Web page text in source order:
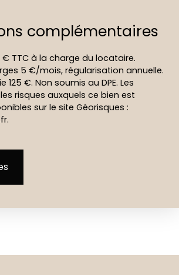
complémentaires
€ TTC à la charge du locataire.
5 €/mois, régularisation annuelle.
€. Non soumis au DPE. Les
risques auxquels ce bien est
sur le site Géorisques :